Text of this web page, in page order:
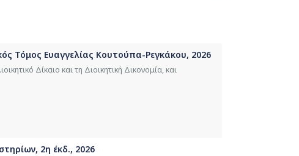
Τόμος Ευαγγελίας Κουτούπα-Ρεγκάκου, 2026
Δίκαιο και τη Διοικητική Δικονομία, και
2η έκδ., 2026